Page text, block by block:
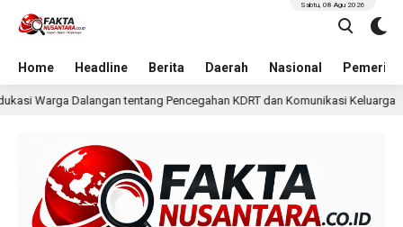
Home Headline Berita Daerah Nasional
Sabtu, 08 Agu 2026
KDRT dan Komunikasi Keluarga 18 jam lalu KKN Undip